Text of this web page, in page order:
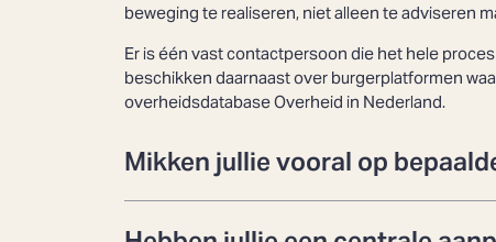
beweging te realiseren, niet alleen te adviseren
Er is één vast contactpersoon die het hele
beschikken daarnaast over burgerplatformen
overheidsdatabase Overheid in Nederland.
Mikken jullie vooral op